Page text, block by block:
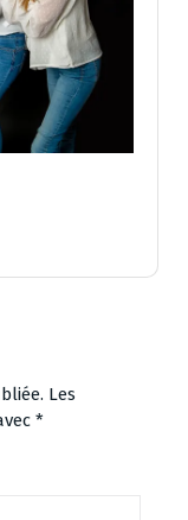
Les
*